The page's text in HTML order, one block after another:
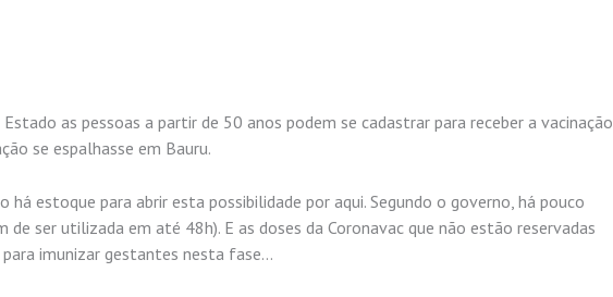
as pessoas a partir de 50 anos podem se cadastrar para receber a vacinação
se espalhasse em Bauru.
estoque para abrir esta possibilidade por aqui. Segundo o governo, há pouco
ser utilizada em até 48h). E as doses da Coronavac que não estão reservadas
imunizar gestantes nesta fase…